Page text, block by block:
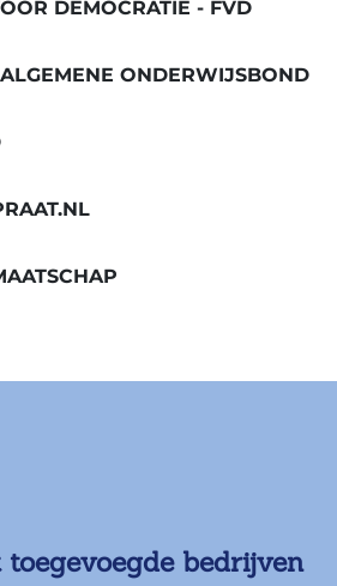
DEMOCRATIE - FVD
ONDERWIJSBOND
toegevoegde bedrijven